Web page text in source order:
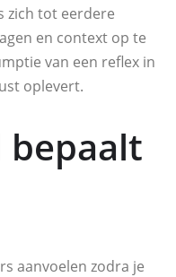
zich tot eerdere
en context op te
van een reflex in
oplevert.
bepaalt
aanvoelen zodra je